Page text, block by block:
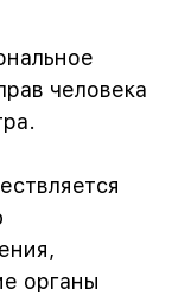
человека
органы